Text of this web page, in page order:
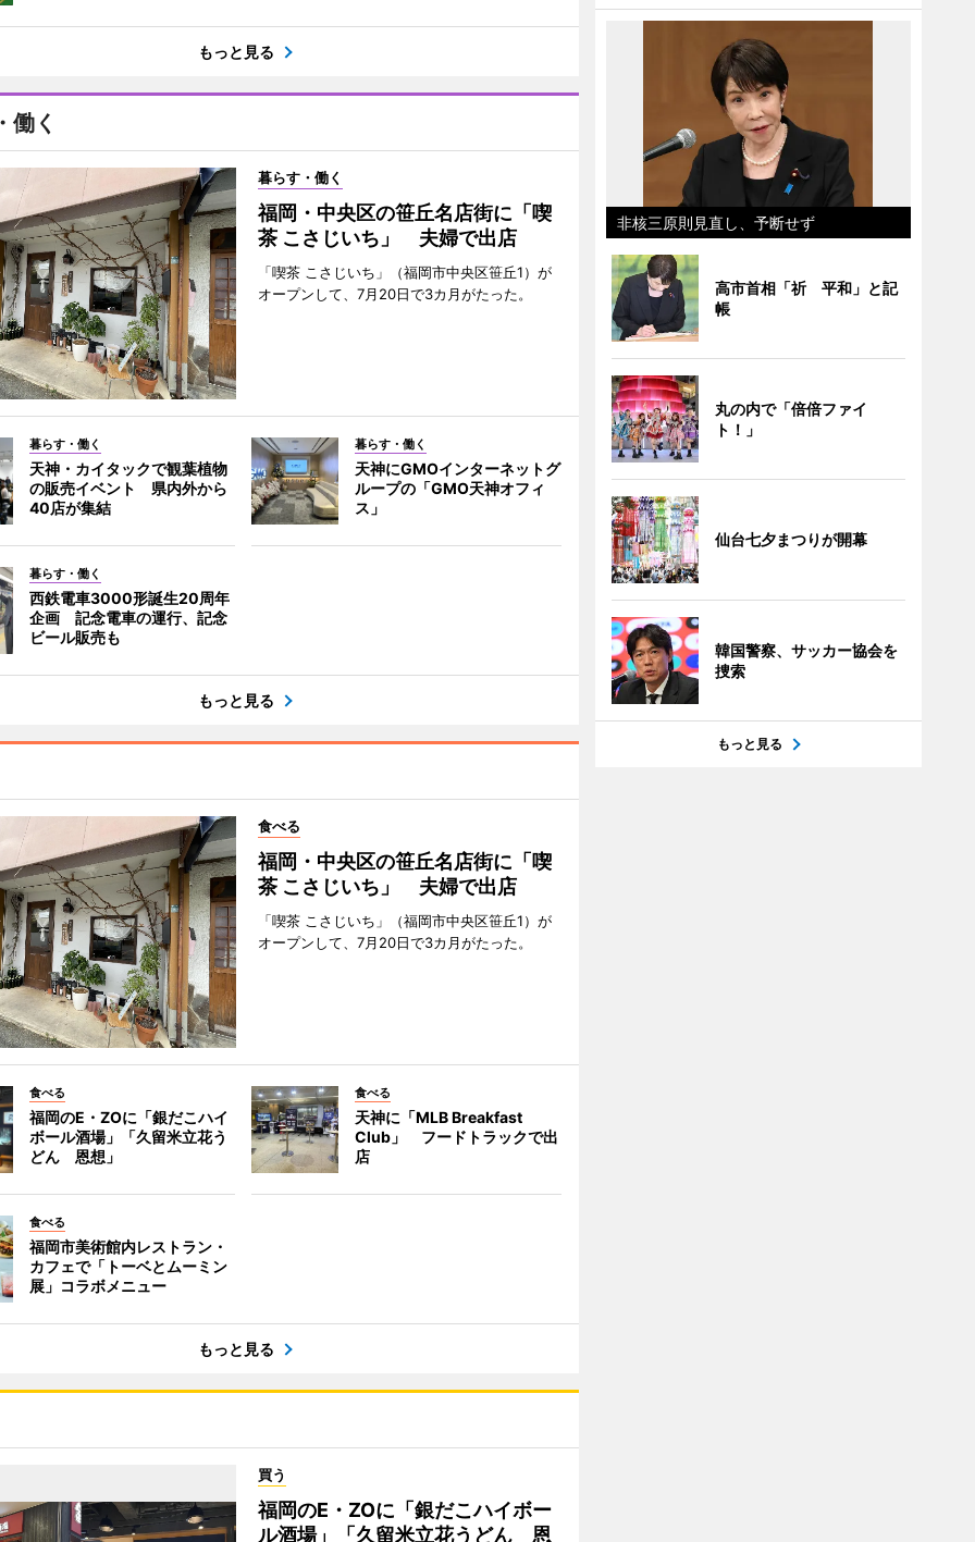
もっと見る
働く
暮らす・働く
福岡・中央区の笹丘名店街に「喫
茶 こさじいち」 夫婦で出店
「喫茶 こさじいち」（福岡市中央区笹丘1）が
オープンして、7月20日で3カ月がたった。
暮らす・働く
天神・カイタックで観葉植物
の販売イベント 県内外から
40店が集結
暮らす・働く
天神にGMOインターネットグ
ループの「GMO天神オフィ
ス」
暮らす・働く
西鉄電車3000形誕生20周年
企画 記念電車の運行、記念
ビール販売も
もっと見る
食べる
福岡・中央区の笹丘名店街に「喫
茶 こさじいち」 夫婦で出店
「喫茶 こさじいち」（福岡市中央区笹丘1）が
オープンして、7月20日で3カ月がたった。
食べる
福岡のE・ZOに「銀だこハイ
ボール酒場」「久留米立花う
どん 恩想」
食べる
天神に「MLB Breakfast
Club」 フードトラックで出
店
食べる
福岡市美術館内レストラン・
カフェで「トーベとムーミン
展」コラボメニュー
もっと見る
買う
福岡のE・ZOに「銀だこハイボー
ル酒場」「久留米立花うどん 恩
非核三原則見直し、予断せず
高市首相「祈 平和」と記
帳
丸の内で「倍倍ファイ
ト！」
仙台七夕まつりが開幕
韓国警察、サッカー協会を
捜索
もっと見る